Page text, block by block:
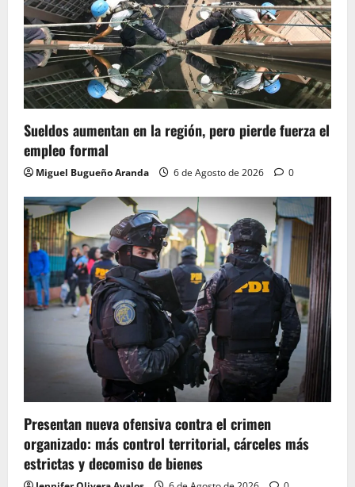
Sueldos aumentan en la región, pero pierde fuerza el
empleo formal
Miguel Bugueño Aranda 6 de Agosto de 2026 0
Presentan nueva ofensiva contra el crimen
organizado: más control territorial, cárceles más
estrictas y decomiso de bienes